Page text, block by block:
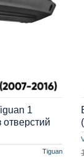
Tiguan
1